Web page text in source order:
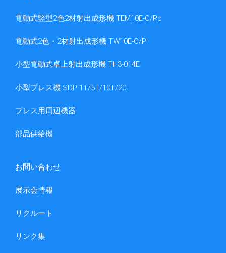
電動式竪型2色2材射出成形機 TEM10E-C/Pc
電動式2色・2材射出成形機 TW10E-C/P
小型電動式卓上射出成形機 TH3-014E
小型プレス機 SDP-1T/5T/10T/20
プレス用周辺機器
部品供給機
お問い合わせ
展示会情報
リクルート
リンク集